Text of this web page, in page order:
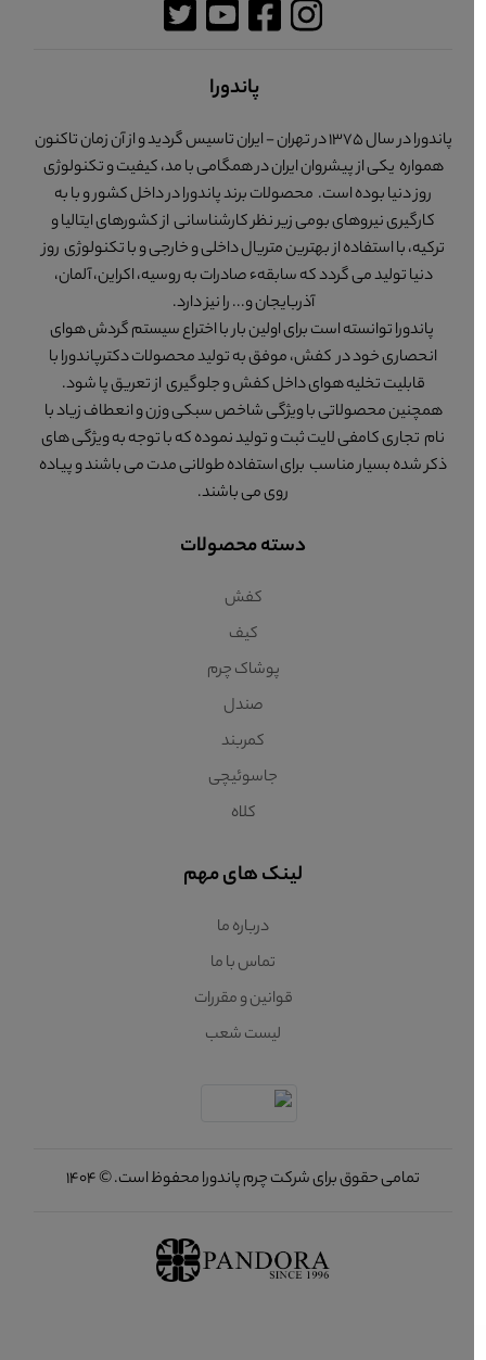
پاندورا
پاندورا در سال 1375 در تهران - ایران تاسیس گردید و از آن زمان تاکنون
همواره یکی از پیشروان ایران در همگامی با مد، کیفیت و تکنولوژی
روز دنیا بوده است. محصولات برند پاندورا در داخل کشور و با به
کارگیری نیروهای بومی زیر نظر کارشناسانی از کشورهای ایتالیا و
ترکیه، با استفاده از بهترین متریال داخلی و خارجی و با تکنولوژی روز
دنیا تولید می گردد که سابقهء صادرات به روسیه، اکراین، آلمان،
آذربایجان و... را نیز دارد.
پاندورا توانسته است برای اولین بار با اختراع سیستم گردش هوای
انحصاری خود در کفش، موفق به تولید محصولات دکترپاندورا با
قابلیت تخلیه هوای داخل کفش و جلوگیری از تعریق پا شود.
همچنین محصولاتی با ویژگی شاخص سبکی وزن و انعطاف زیاد با
نام تجاری کامفی لایت ثبت و تولید نموده که با توجه به ویژگی های
ذکر شده بسیار مناسب برای استفاده طولانی مدت می باشند و پیاده
روی می باشند.
دسته محصولات
کفش
کیف
پوشاک چرم
صندل
کمربند
جاسوئیچی
کلاه
لینک های مهم
درباره ما
تماس با ما
قوانین و مقررات
لیست شعب
تمامی حقوق برای شرکت چرم پاندورا محفوظ است. © 1404